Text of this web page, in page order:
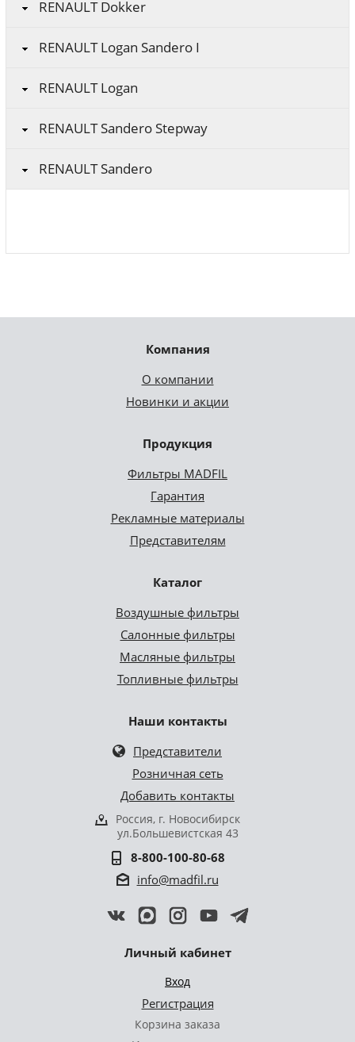
RENAULT Dokker
RENAULT Logan Sandero I
RENAULT Logan
RENAULT Sandero Stepway
RENAULT Sandero
Компания
О компании
Новинки и акции
Продукция
Фильтры MADFIL
Гарантия
Рекламные материалы
Представителям
Каталог
Воздушные фильтры
Салонные фильтры
Масляные фильтры
Топливные фильтры
Наши контакты
Представители
Розничная сеть
Добавить контакты
Россия, г. Новосибирск
ул.Большевистская 43
8-800-100-80-68
info@madfil.ru
Личный кабинет
Вход
Регистрация
Корзина заказа